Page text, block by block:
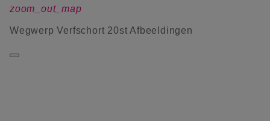
zoom_out_map
Wegwerp Verfschort 20st Afbeeldingen